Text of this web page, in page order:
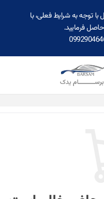
توجه به شرایط فعلی، با
فرمایید.